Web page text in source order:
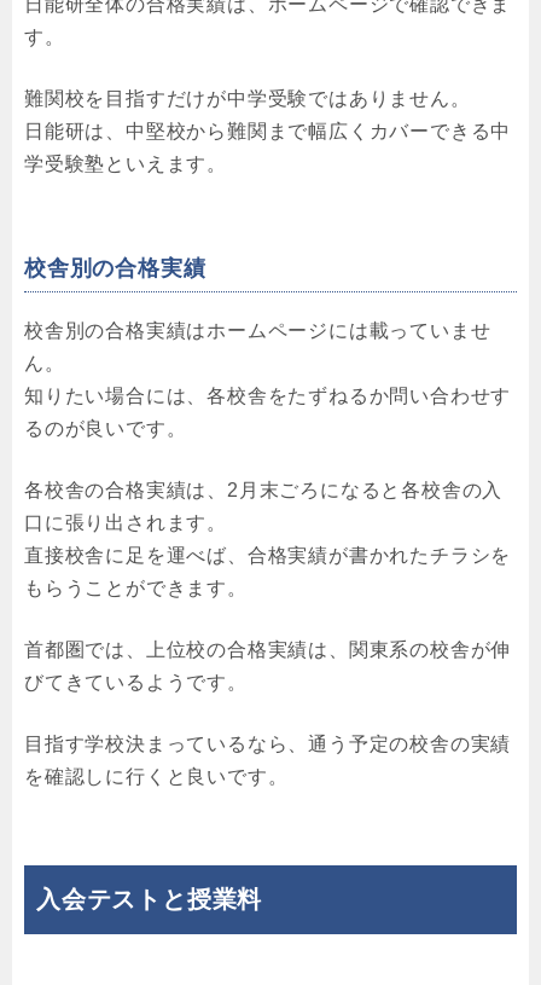
す。
難関校を目指すだけが中学受験ではありません。
日能研は、中堅校から難関まで幅広くカバーできる中
学受験塾といえます。
校舎別の合格実績
校舎別の合格実績はホームページには載っていませ
ん。
知りたい場合には、各校舎をたずねるか問い合わせす
るのが良いです。
各校舎の合格実績は、2月末ごろになると各校舎の入
口に張り出されます。
直接校舎に足を運べば、合格実績が書かれたチラシを
もらうことができます。
首都圏では、上位校の合格実績は、関東系の校舎が伸
びてきているようです。
目指す学校決まっているなら、通う予定の校舎の実績
を確認しに行くと良いです。
入会テストと授業料